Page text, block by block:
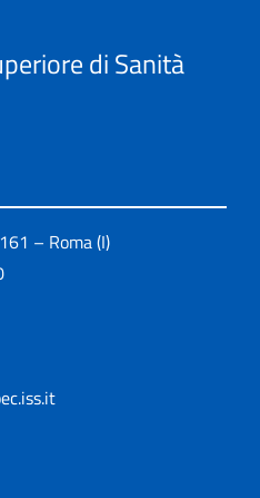
di Sanità
– Roma (I)